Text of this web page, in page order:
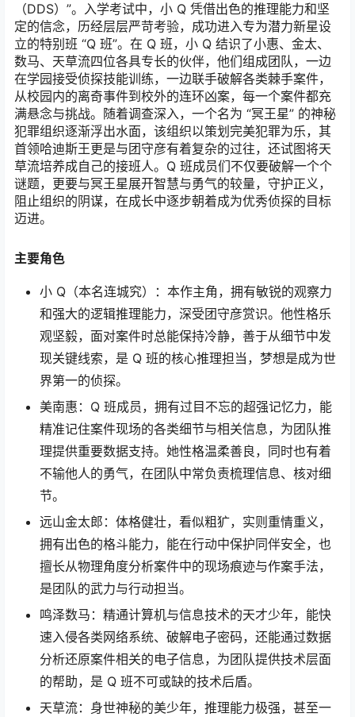
（DDS）”。入学考试中，小 Q 凭借出色的推理能力和坚
定的信念，历经层层严苛考验，成功进入专为潜力新星设
立的特别班 “Q 班”。在 Q 班，小 Q 结识了小惠、金太、
数马、天草流四位各具专长的伙伴，他们组成团队，一边
在学园接受侦探技能训练，一边联手破解各类棘手案件，
从校园内的离奇事件到校外的连环凶案，每一个案件都充
满悬念与挑战。随着调查深入，一个名为 “冥王星” 的神秘
犯罪组织逐渐浮出水面，该组织以策划完美犯罪为乐，其
首领哈迪斯王更是与团守彦有着复杂的过往，还试图将天
草流培养成自己的接班人。Q 班成员们不仅要破解一个个
谜题，更要与冥王星展开智慧与勇气的较量，守护正义，
阻止组织的阴谋，在成长中逐步朝着成为优秀侦探的目标
迈进。
主要角色
小 Q（本名连城究）：本作主角，拥有敏锐的观察力
和强大的逻辑推理能力，深受团守彦赏识。他性格乐
观坚毅，面对案件时总能保持冷静，善于从细节中发
现关键线索，是 Q 班的核心推理担当，梦想是成为世
界第一的侦探。
美南惠：Q 班成员，拥有过目不忘的超强记忆力，能
精准记住案件现场的各类细节与相关信息，为团队推
理提供重要数据支持。她性格温柔善良，同时也有着
不输他人的勇气，在团队中常负责梳理信息、核对细
节。
远山金太郎：体格健壮，看似粗犷，实则重情重义，
拥有出色的格斗能力，能在行动中保护同伴安全，也
擅长从物理角度分析案件中的现场痕迹与作案手法，
是团队的武力与行动担当。
鸣泽数马：精通计算机与信息技术的天才少年，能快
速入侵各类网络系统、破解电子密码，还能通过数据
分析还原案件相关的电子信息，为团队提供技术层面
的帮助，是 Q 班不可或缺的技术后盾。
天草流：身世神秘的美少年，推理能力极强，甚至一